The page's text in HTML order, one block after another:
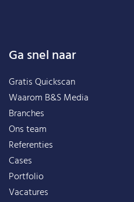
Ga snel naar
Gratis Quickscan
Waarom B&S Media
Branches
Ons team
Referenties
Cases
Portfolio
Vacatures